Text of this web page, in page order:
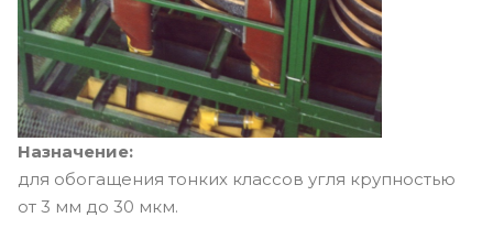
Назначение:
для обогащения тонких классов угля крупностью
от 3 мм до 30 мкм.